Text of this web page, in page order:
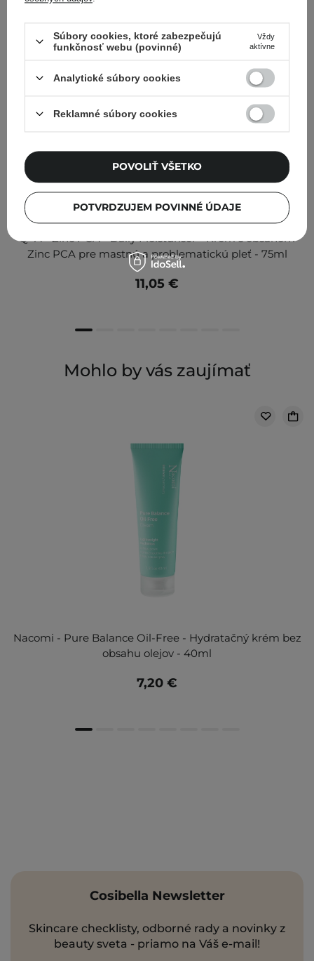
Q+A - Zinc PCA - Daily Moisturiser - Krém s obsahom
Zinc PCA pre mastnú a problematickú pleť - 75ml
11,05 €
Mohlo by vás zaujímať
Nacomi - Pure Balance Oil-Free - Hydratačný krém bez
obsahu olejov - 40ml
7,20 €
Cosibella Newsletter
Skincare checklisty, odborné rady a novinky z
beauty sveta - priamo na Váš e-mail!
Súbory cookies, ktoré zabezpečujú
funkčnosť webu (povinné)
Vždy
aktívne
Analytické súbory cookies
Reklamné súbory cookies
POTVRDZUJEM POVINNÉ ÚDAJE
POVOLIŤ VŠETKO